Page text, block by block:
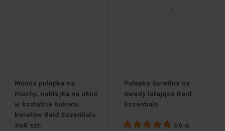
Mocna pułapka na
muchy, naklejka na okno
w kształcie bukietu
kwiatów Raid Essentials
3x6 szt.
Pułapka świetlna na
owady latające Raid
Essentials
5.0 (1)